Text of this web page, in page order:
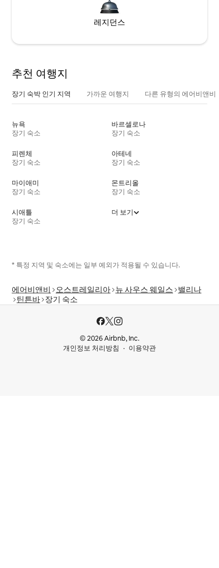
레지던스
추천 여행지
장기 숙박 인기 지역 가까운 여행지 다른 유형의 에어비앤비
뉴욕
장기 숙소
바르셀로나
장기 숙소
피렌체
장기 숙소
아테네
장기 숙소
마이애미
장기 숙소
몬트리올
장기 숙소
시애틀
장기 숙소
더 보기
* 특정 지역 및 숙소에는 일부 예외가 적용될 수 있습니다.
에어비앤비 오스트레일리아 뉴 사우스 웨일스 밸리나
틴튼바 장기 숙소
© 2026 Airbnb, Inc.
개인정보 처리방침
이용약관